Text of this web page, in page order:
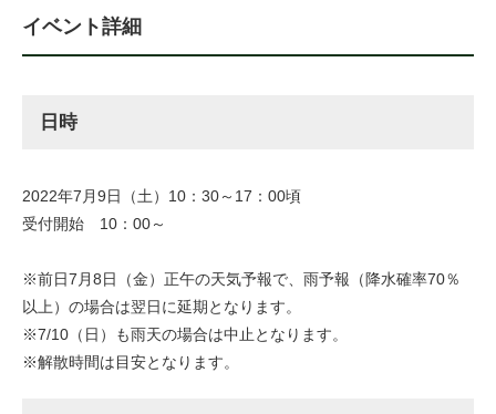
イベント詳細
日時
2022年7月9日（土）10：30～17：00頃
受付開始 10：00～
※前⽇7月8日（金）正午の天気予報で、雨予報（降⽔確率70％
以上）の場合は翌日に延期となります。
※7/10（日）も雨天の場合は中止となります。
※解散時間は目安となります。